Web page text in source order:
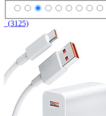
(3125)